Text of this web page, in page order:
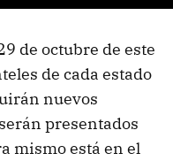
de octubre de este
de cada estado
nuevos
presentados
mismo está en el